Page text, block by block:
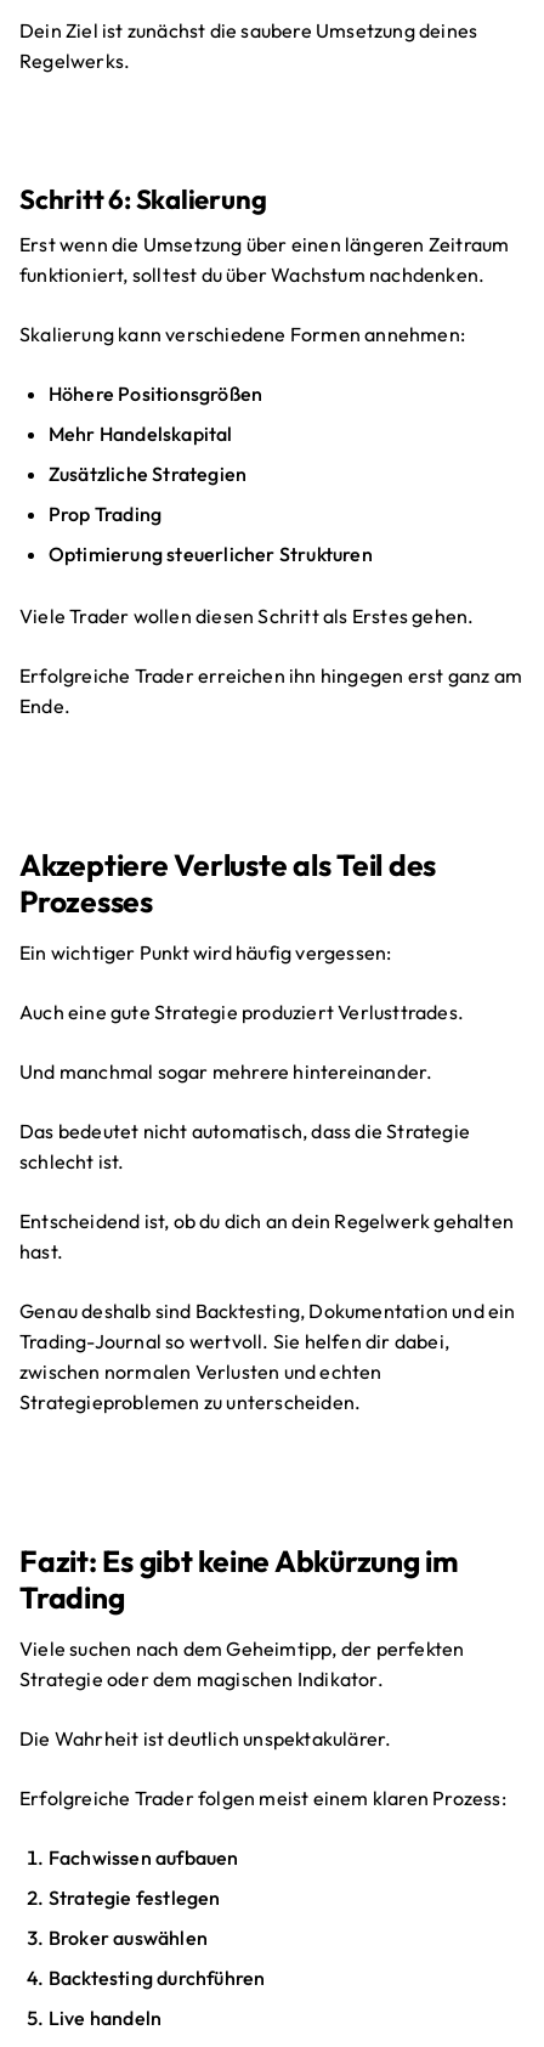
Dein Ziel ist zunächst die saubere Umsetzung deines
Regelwerks.
Schritt 6: Skalierung
Erst wenn die Umsetzung über einen längeren Zeitraum
funktioniert, solltest du über Wachstum nachdenken.
Skalierung kann verschiedene Formen annehmen:
Höhere Positionsgrößen
Mehr Handelskapital
Zusätzliche Strategien
Prop Trading
Optimierung steuerlicher Strukturen
Viele Trader wollen diesen Schritt als Erstes gehen.
Erfolgreiche Trader erreichen ihn hingegen erst ganz am
Ende.
Akzeptiere Verluste als Teil des
Prozesses
Ein wichtiger Punkt wird häufig vergessen:
Auch eine gute Strategie produziert Verlusttrades.
Und manchmal sogar mehrere hintereinander.
Das bedeutet nicht automatisch, dass die Strategie
schlecht ist.
Entscheidend ist, ob du dich an dein Regelwerk gehalten
hast.
Genau deshalb sind Backtesting, Dokumentation und ein
Trading-Journal so wertvoll. Sie helfen dir dabei,
zwischen normalen Verlusten und echten
Strategieproblemen zu unterscheiden.
Fazit: Es gibt keine Abkürzung im
Trading
Viele suchen nach dem Geheimtipp, der perfekten
Strategie oder dem magischen Indikator.
Die Wahrheit ist deutlich unspektakulärer.
Erfolgreiche Trader folgen meist einem klaren Prozess:
Fachwissen aufbauen
Strategie festlegen
Broker auswählen
Backtesting durchführen
Live handeln